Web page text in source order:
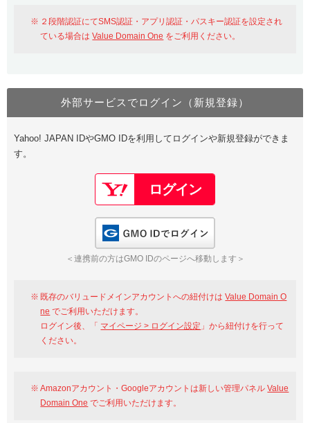
おすすめ One レンタルサーバーを含む最新の機能を使う方
Value Domain Oneにログイン
Google
GMO ID Amazon
※AmazonはValue Domain Oneのログイン画面へ遷移します
Value Domain Oneアカウント作成
以下でも登録可能
Google Yahoo!
GMO ID
２段階認証にてSMS認証・アプリ認証・パスキー認証を設定され
ている場合はValue Domain One をご利用ください。
外部サービスでログイン（新規登録）
Yahoo! JAPAN IDやGMO IDを利用してログインや新規登録ができま
す。
＜連携前の方はGMO IDのページへ移動します＞
既存のバリュードメインアカウントへの紐付けはValue Domain O
ne でご利用いただけます。
ログイン後、「 マイページ > ログイン設定 」から紐付けを行って
ください。
Amazonアカウント・Googleアカウントは新しい管理パネルValue
Domain One でご利用いただけます。